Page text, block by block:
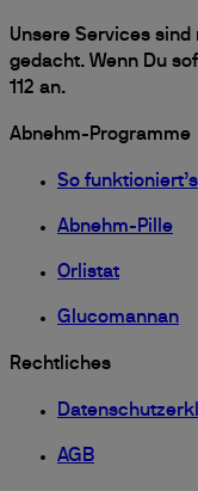
Unsere Services
gedacht. Wenn Du
112 an.
Abnehm-Programme
So funktioniert’s
Abnehm-Pille
Orlistat
Glucomannan
Rechtliches
AGB